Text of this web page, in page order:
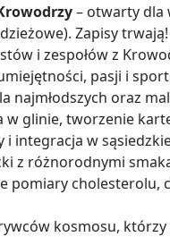
– otwarty dla
Zapisy trwają!
i zespołów z
pasji i
najmłodszych oraz
w glinie, tworzenie
i integracja w
z różnorodnymi
pomiary cholesterolu,
kosmosu,